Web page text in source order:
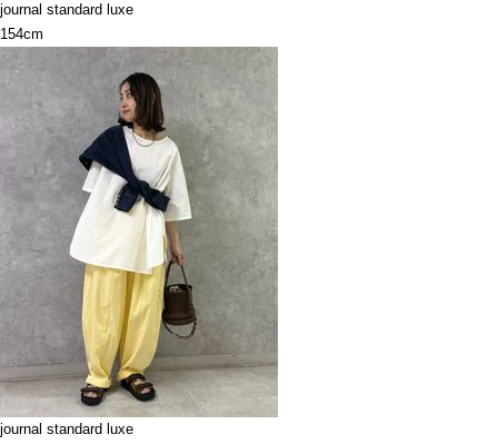
journal standard luxe
154cm
journal standard luxe